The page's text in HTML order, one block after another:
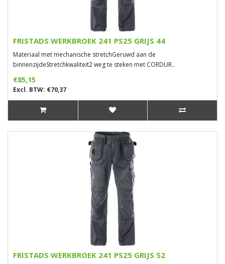
FRISTADS WERKBROEK 241 PS25 GRIJS 44
Materiaal met mechanische stretchGeruwd aan de
binnenzijdeStretchkwaliteit2 weg te steken met CORDUR..
€85,15
Excl. BTW: €70,37
FRISTADS WERKBROEK 241 PS25 GRIJS 52